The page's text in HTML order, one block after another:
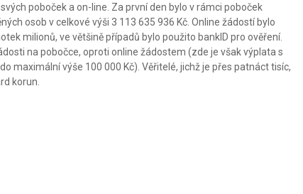
poboček a on-line. Za první den bylo v rámci poboček
osob v celkové výši 3 113 635 936 Kč. Online žádostí bylo
milionů, ve většině případů bylo použito bankID pro ověření.
na pobočce, oproti online žádostem (zde je však výplata s
maximální výše 100 000 Kč). Věřitelé, jichž je přes patnáct tisíc,
korun.